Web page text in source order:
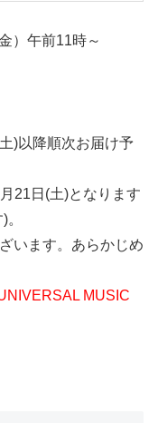
）午前11時～
)以降順次お届け予
21日(土)となります
います。あらかじめ
MUSIC